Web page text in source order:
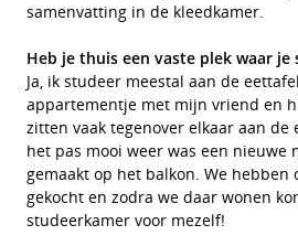
samenvatting in de kleedkamer.
Heb je thuis een vaste plek waar je
Ja, ik studeer meestal aan de
appartementje met mijn vriend en
zitten vaak tegenover elkaar aan de
het pas mooi weer was een nieuwe
gemaakt op het balkon. We hebben
gekocht en zodra we daar wonen
studeerkamer voor mezelf!